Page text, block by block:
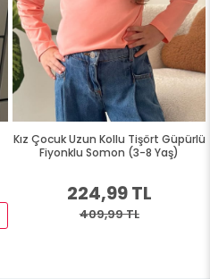
Kız Çocuk Uzun Kollu Tişört Güpürlü
Fiyonklu Somon (3-8 Yaş)
224,99 TL
409,99 TL